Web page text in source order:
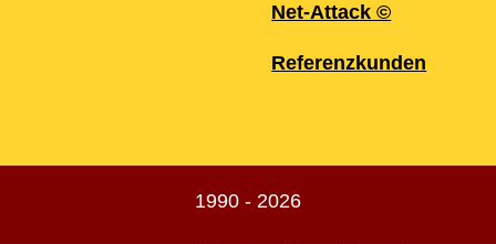
Net-Attack ©
Referenzkunden
1990 - 2026